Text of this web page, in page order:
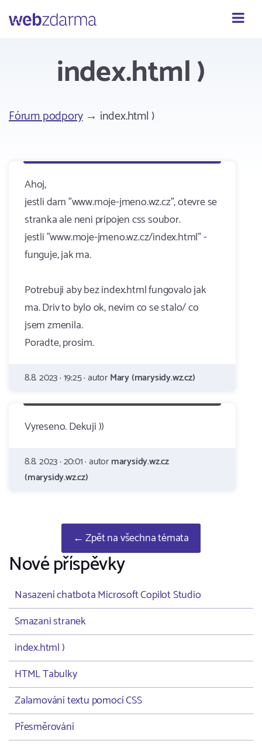
Webzdarma
index.html )
Fórum podpory→ index.html )
Ahoj,
jestli dam "www.moje-jmeno.wz.cz", otevre se
stranka ale neni pripojen css soubor.
jestli "www.moje-jmeno.wz.cz/index.html" -
funguje, jak ma.
Potrebuji aby bez index.html fungovalo jak
ma. Driv to bylo ok, nevim co se stalo/ co
jsem zmenila.
Poradte, prosim.
8.8. 2023 · 19:25 · autorMary (marysidy.wz.cz)
Vyreseno. Dekuji ))
8.8. 2023 · 20:01 · autormarysidy.wz.cz
(marysidy.wz.cz)
← Zpět na všechna témata
Nové příspěvky
Nasazení chatbota Microsoft Copilot Studio
Smazani stranek
index.html )
HTML Tabulky
Zalamování textu pomocí CSS
Přesměrování